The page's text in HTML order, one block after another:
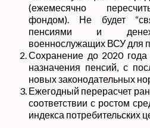
(ежемесячно
фондом). Не будет
пенсиями и
военнослужащих ВСУ для
Сохранение до 2020
назначения пенсий, с
новых законодательных
Ежегодный перерасчет
соответствии с ростом
индекса потребительских